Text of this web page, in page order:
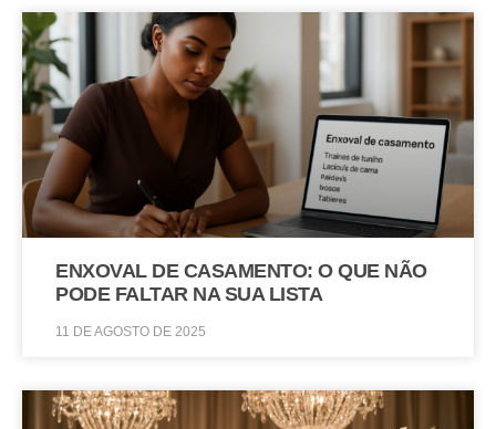
ENXOVAL DE CASAMENTO: O QUE NÃO
PODE FALTAR NA SUA LISTA
11 DE AGOSTO DE 2025